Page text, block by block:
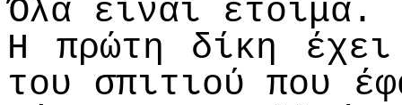
Όλα είναι έτοιμα.
Η πρώτη δίκη
του σπιτιού που